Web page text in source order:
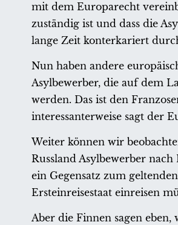
mit dem Europarecht
zuständig ist und dass die
lange Zeit konterkariert
Nun haben andere
Asylbewerber, die auf dem
werden. Das ist den
interessanterweise sagt der
Weiter können wir
Russland Asylbewerber
ein Gegensatz zum
Ersteinreisestaat einreisen
Aber die Finnen sagen eben,